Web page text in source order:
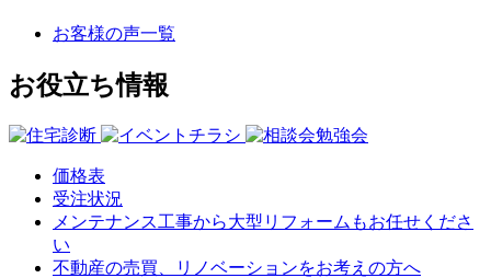
お客様の声一覧
お役立ち情報
価格表
受注状況
メンテナンス工事から大型リフォームもお任せくださ
い
不動産の売買、リノベーションをお考えの方へ